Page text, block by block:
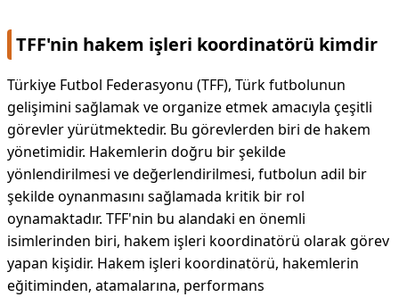
TFF'nin hakem işleri koordinatörü kimdir
Türkiye Futbol Federasyonu (TFF), Türk futbolunun
gelişimini sağlamak ve organize etmek amacıyla çeşitli
görevler yürütmektedir. Bu görevlerden biri de hakem
yönetimidir. Hakemlerin doğru bir şekilde
yönlendirilmesi ve değerlendirilmesi, futbolun adil bir
şekilde oynanmasını sağlamada kritik bir rol
oynamaktadır. TFF'nin bu alandaki en önemli
isimlerinden biri, hakem işleri koordinatörü olarak görev
yapan kişidir. Hakem işleri koordinatörü, hakemlerin
eğitiminden, atamalarına, performans